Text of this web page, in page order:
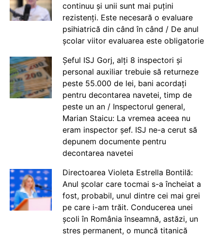
continuu și unii sunt mai puțini
rezistenți. Este necesară o evaluare
psihiatrică din când în când / De anul
școlar viitor evaluarea este obligatorie
Șeful ISJ Gorj, alți 8 inspectori și
personal auxiliar trebuie să returneze
peste 55.000 de lei, bani acordați
pentru decontarea navetei, timp de
peste un an / Inspectorul general,
Marian Staicu: La vremea aceea nu
eram inspector șef. ISJ ne-a cerut să
depunem documente pentru
decontarea navetei
Directoarea Violeta Estrella Bontilă:
Anul școlar care tocmai s-a încheiat a
fost, probabil, unul dintre cei mai grei
pe care i-am trăit. Conducerea unei
școli în România înseamnă, astăzi, un
stres permanent, o muncă titanică